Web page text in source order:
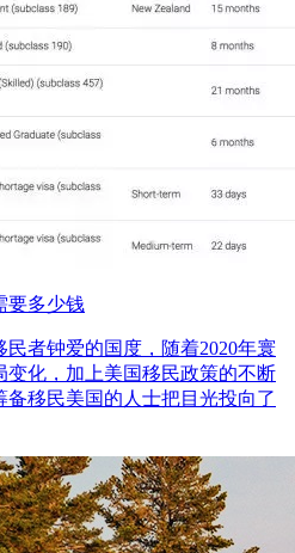
要多少钱
者钟爱的国度，随着2020年寰
变化，加上美国移民政策的不断
移民美国的人士把目光投向了